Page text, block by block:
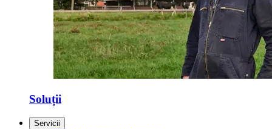
Soluții
Servicii